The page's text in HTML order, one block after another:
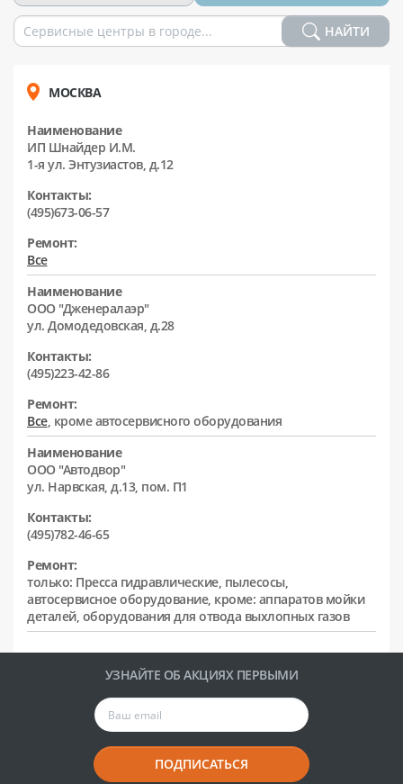
НАЙТИ
МОСКВА
Наименование
ИП Шнайдер И.М.
1-я ул. Энтузиастов, д.12
Контакты:
(495)673-06-57
Ремонт:
Все
Наименование
ООО "Дженералаэр"
ул. Домодедовская, д.28
Контакты:
(495)223-42-86
Ремонт:
Все, кроме автосервисного оборудования
Наименование
ООО "Автодвор"
ул. Нарвская, д.13, пом. П1
Контакты:
(495)782-46-65
Ремонт:
только: Пресса гидравлические, пылесосы,
автосервисное оборудование, кроме: аппаратов мойки
деталей, оборудования для отвода выхлопных газов
УЗНАЙТЕ ОБ АКЦИЯХ ПЕРВЫМИ
ПОДПИСАТЬСЯ